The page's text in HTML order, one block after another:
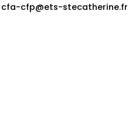
cfa-cfp@ets-stecatherine.fr